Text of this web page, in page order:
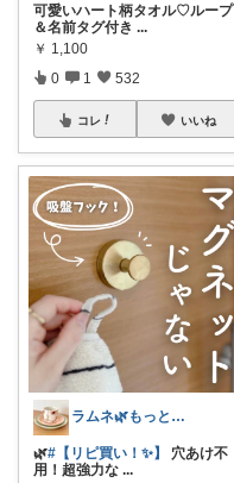
可愛いハート柄タオル♡ループ
＆名前タグ付き ...
￥ 1,100
0 1 532
コレ いいね
ラムネ🌿もっと快適な暮らし 𖠿
🌿#【リピ買い！✨】
穴あけ不
用！超強力な ...